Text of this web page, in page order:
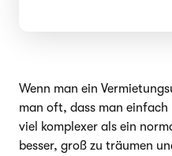
Wenn man ein
man oft, dass man einfach
viel komplexer als ein
besser, groß zu träumen